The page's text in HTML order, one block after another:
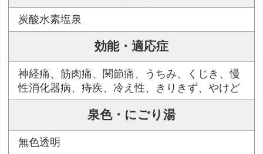
炭酸水素塩泉
効能・適応症
神経痛、筋肉痛、関節痛、うちみ、くじき、慢
性消化器病、痔疾、冷え性、きりきず、やけど
泉色・にごり湯
無色透明